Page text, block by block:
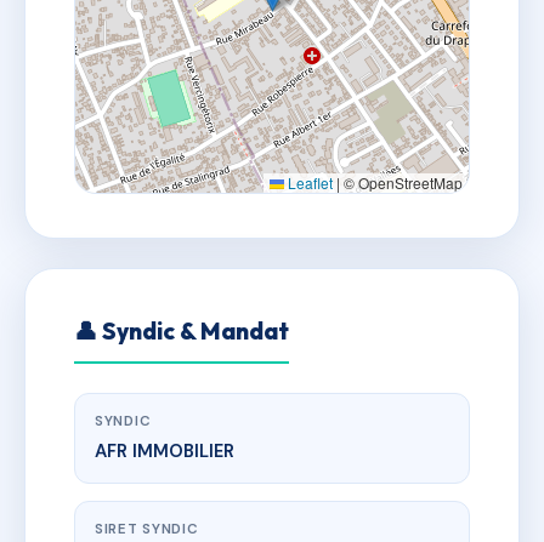
Leaflet | © OpenStreetMap
👤 Syndic & Mandat
SYNDIC
AFR IMMOBILIER
SIRET SYNDIC